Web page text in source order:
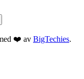
❤️ av BigTechies.